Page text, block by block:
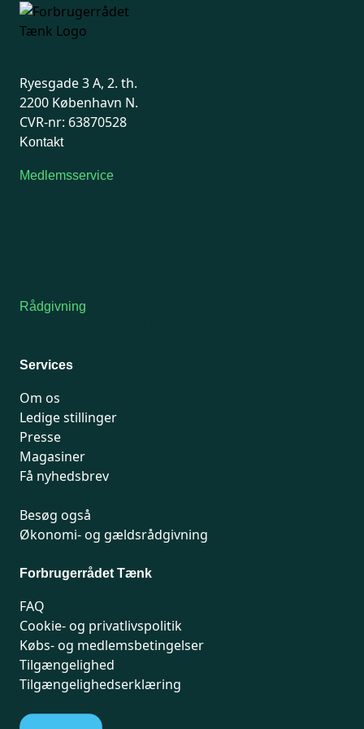
Ryesgade 3 A, 2. th.
2200 København N.
CVR-nr: 63870528
Kontakt
Medlemsservice
Rådgivning
Services
Om os
Ledige stillinger
Presse
Magasiner
Få nyhedsbrev
Besøg også
Økonomi- og gældsrådgivning
Forbrugerrådet Tænk
FAQ
Cookie- og privatlivspolitik
Købs- og medlemsbetingelser
Tilgængelighed
Tilgængelighedserklæring